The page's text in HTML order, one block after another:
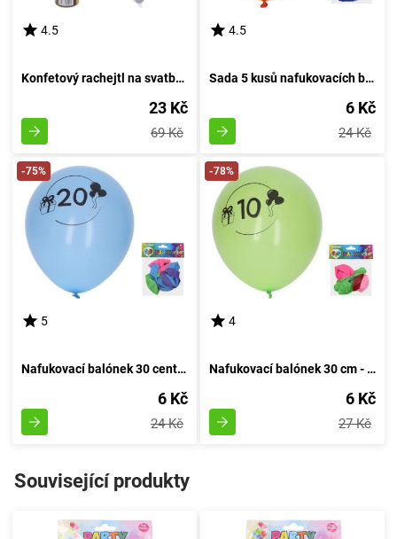
4.5
Konfetový rachejtl na svatbu, výstřelový, délka 30 cm
23 Kč
69 Kč
4.5
Sada 5 kusů nafukovacích balónků o průměru 30 cm - číslo 60
6 Kč
24 Kč
-75%
5
Nafukovací balónek 30 centimetrů - sada 5 kusů, s číslem 20
6 Kč
24 Kč
-78%
4
Nafukovací balónek 30 cm - sada 5 kusů, s číslem 10
6 Kč
27 Kč
Související produkty